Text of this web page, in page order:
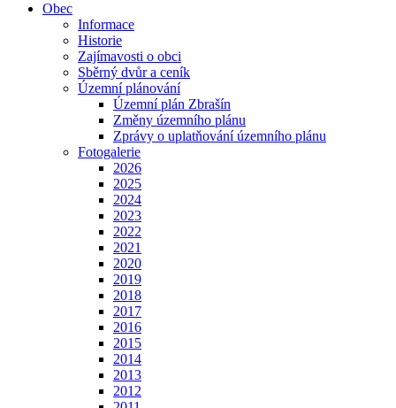
Obec
Informace
Historie
Zajímavosti o obci
Sběrný dvůr a ceník
Územní plánování
Územní plán Zbrašín
Změny územního plánu
Zprávy o uplatňování územního plánu
Fotogalerie
2026
2025
2024
2023
2022
2021
2020
2019
2018
2017
2016
2015
2014
2013
2012